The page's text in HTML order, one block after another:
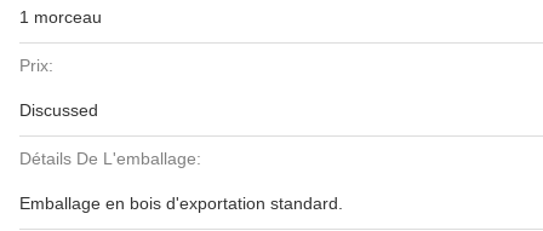
1 morceau
Prix:
Discussed
Détails De L'emballage:
Emballage en bois d'exportation standard.